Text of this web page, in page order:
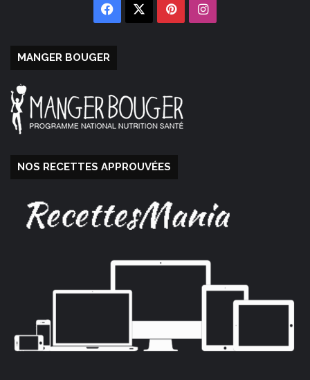
Facebook PinterestInstagram
MANGER BOUGER
NOS RECETTES APPROUVÉES